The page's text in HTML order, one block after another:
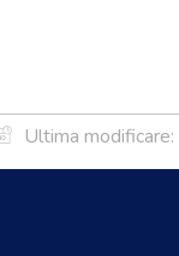
Ultima modificare: